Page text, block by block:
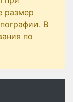
размер
В
по